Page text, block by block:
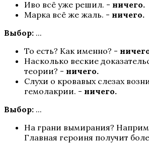
Дракула. История Любви
Иво всё уже решил. - ничего.
Марка всё же жаль. - ничего.
Выбор: ...
То есть? Как именно? -
Насколько веские
теории? - ничего.
Слухи о кровавых слезах
гемолакрии. - ничего.
Выбор: ...
На грани вымирания?
Главная героиня получит